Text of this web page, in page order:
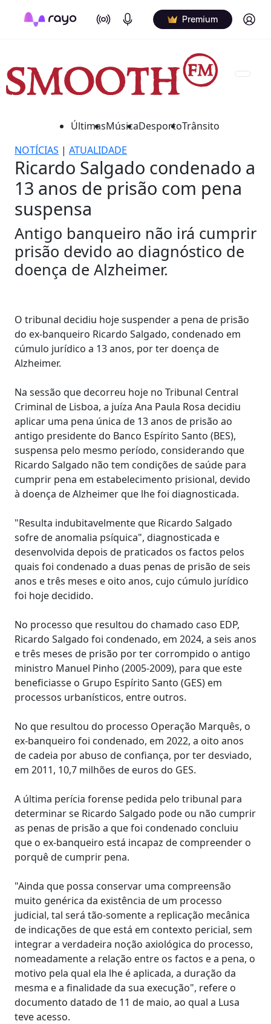
On Air Podcasts Premium Log in
ÚltimasMúsicaDesportoTrânsito
NOTÍCIAS | ATUALIDADE
Ricardo Salgado condenado a
13 anos de prisão com pena
suspensa
Antigo banqueiro não irá cumprir
prisão devido ao diagnóstico de
doença de Alzheimer.
O tribunal decidiu hoje suspender a pena de prisão
do ex-banqueiro Ricardo Salgado, condenado em
cúmulo jurídico a 13 anos, por ter doença de
Alzheimer.
Na sessão que decorreu hoje no Tribunal Central
Criminal de Lisboa, a juíza Ana Paula Rosa decidiu
aplicar uma pena única de 13 anos de prisão ao
antigo presidente do Banco Espírito Santo (BES),
suspensa pelo mesmo período, considerando que
Ricardo Salgado não tem condições de saúde para
cumprir pena em estabelecimento prisional, devido
à doença de Alzheimer que lhe foi diagnosticada.
"Resulta indubitavelmente que Ricardo Salgado
sofre de anomalia psíquica", diagnosticada e
desenvolvida depois de praticados os factos pelos
quais foi condenado a duas penas de prisão de seis
anos e três meses e oito anos, cujo cúmulo jurídico
foi hoje decidido.
No processo que resultou do chamado caso EDP,
Ricardo Salgado foi condenado, em 2024, a seis anos
e três meses de prisão por ter corrompido o antigo
ministro Manuel Pinho (2005-2009), para que este
beneficiasse o Grupo Espírito Santo (GES) em
processos urbanísticos, entre outros.
No que resultou do processo Operação Marquês, o
ex-banqueiro foi condenado, em 2022, a oito anos
de cadeia por abuso de confiança, por ter desviado,
em 2011, 10,7 milhões de euros do GES.
A última perícia forense pedida pelo tribunal para
determinar se Ricardo Salgado pode ou não cumprir
as penas de prisão a que foi condenado concluiu
que o ex-banqueiro está incapaz de compreender o
porquê de cumprir pena.
"Ainda que possa conservar uma compreensão
muito genérica da existência de um processo
judicial, tal será tão-somente a replicação mecânica
de indicações de que está em contexto pericial, sem
integrar a verdadeira noção axiológica do processo,
nomeadamente a relação entre os factos e a pena, o
motivo pela qual ela lhe é aplicada, a duração da
mesma e a finalidade da sua execução", refere o
documento datado de 11 de maio, ao qual a Lusa
teve acesso.